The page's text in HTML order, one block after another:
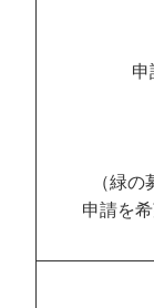
申
国
（緑
申請を